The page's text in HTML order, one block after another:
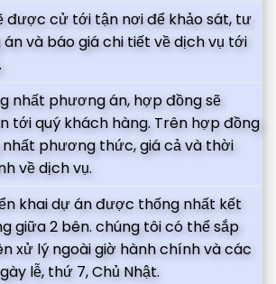
được cử tới tận nơi để khảo sát, tư
và báo giá chi tiết về dịch vụ tới
nhất phương án, hợp đồng sẽ
tới quý khách hàng. Trên hợp đồng
phương thức, giá cả và thời
về dịch vụ.
khai dự án được thống nhất kết
giữa 2 bên. chúng tôi có thể sắp
xử lý ngoài giờ hành chính và các
lễ, thứ 7, Chủ Nhật.